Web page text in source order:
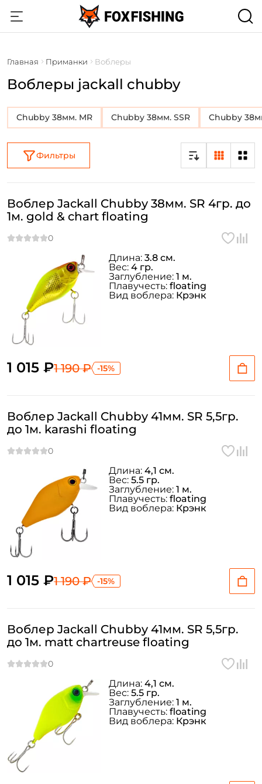
Главная Приманки Воблеры
Воблеры jackall chubby
Chubby 38мм. MR Chubby 38мм. SSR Chubby
Фильтры
Воблер Jackall Chubby 38мм. SR 4гр. до
1м. gold & chart floating
1 015 ₽1 190 ₽ -15%
Длина: 3.8 см.
Вес: 4 гр.
Заглубление: 1 м.
Плавучесть: floating
Вид воблера: Крэнк
Воблер Jackall Chubby 41мм. SR 5,5гр.
до 1м. karashi floating
1 015 ₽1 190 ₽ -15%
Длина: 4,1 см.
Вес: 5.5 гр.
Заглубление: 1 м.
Плавучесть: floating
Вид воблера: Крэнк
Воблер Jackall Chubby 41мм. SR 5,5гр.
до 1м. matt chartreuse floating
Длина: 4,1 см.
Вес: 5.5 гр.
Заглубление: 1 м.
Плавучесть: floating
Вид воблера: Крэнк